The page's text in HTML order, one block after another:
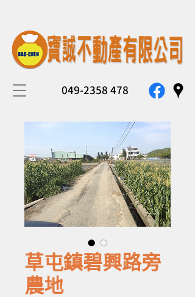
049-2358 478
草屯鎮碧興路旁
農地